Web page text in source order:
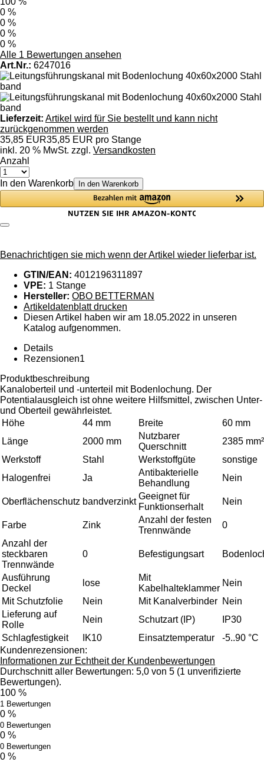
0 %
0 %
0 %
0 %
Alle 1 Bewertungen ansehen
Art.Nr.: 6247016
Lieferzeit: Artikel wird für Sie bestellt und kann nicht
zurückgenommen werden
35,85 EUR35,85 EUR pro Stange
inkl. 20 % MwSt. zzgl. Versandkosten
Anzahl
In den Warenkorb In den Warenkorb
Benachrichtigen sie mich wenn der Artikel wieder lieferbar ist.
GTIN/EAN: 4012196311897
VPE: 1 Stange
Hersteller: OBO BETTERMAN
Artikeldatenblatt drucken
Diesen Artikel haben wir am 18.05.2022 in unseren
Katalog aufgenommen.
Details
Rezensionen1
Produktbeschreibung
Kanaloberteil und -unterteil mit Bodenlochung. Der
Potentialausgleich ist ohne weitere Hilfsmittel, zwischen Unter-
und Oberteil gewährleistet.
Höhe
44 mm Breite
60 mm
Länge
2000 mm
Nutzbarer
Querschnitt
2385 mm²
Werkstoff
Stahl Werkstoffgüte
sonstige
Halogenfrei
Ja
Antibakterielle
Behandlung
Nein
Oberflächenschutz bandverzinkt
Geeignet für
Funktionserhalt
Nein
Farbe Zink
Anzahl der festen
Trennwände
0
Anzahl der
steckbaren
Trennwände
0 Befestigungsart
Ausführung
Deckel
lose
Mit
Kabelhalteklammer
Nein
Mit Schutzfolie
Nein Mit Kanalverbinder Nein
Lieferung auf
Rolle
Nein Schutzart (IP)
IP30
Schlagfestigkeit
IK10 Einsatztemperatur
-5..90 °C
Kundenrezensionen:
Informationen zur Echtheit der Kundenbewertungen
Durchschnitt aller Bewertungen: 5,0 von 5 (1 unverifizierte
Bewertungen).
100 %
1 Bewertungen
0 %
0 Bewertungen
0 %
0 Bewertungen
0 %